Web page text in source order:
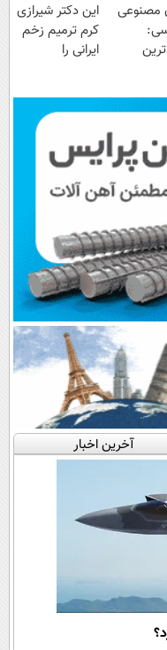
مصنوعی
قسطی
این دکتر شیرازی
کرم ترمیم زخم
ایرانی را
آخرین اخبار